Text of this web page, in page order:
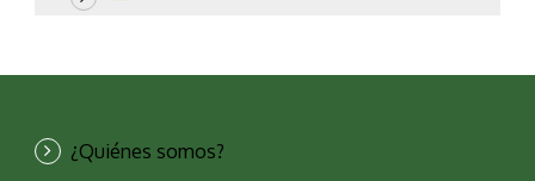
¿Quiénes somos?